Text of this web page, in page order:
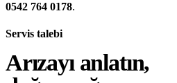
0542 764 0178.
Servis talebi
Arızayı anlatın,